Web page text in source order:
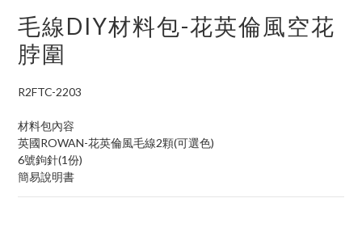
毛線DIY材料包-花英倫風空花
脖圍
R2FTC-2203
材料包內容
英國ROWAN-花英倫風毛線2顆(可選色)
6號鉤針(1份)
簡易說明書